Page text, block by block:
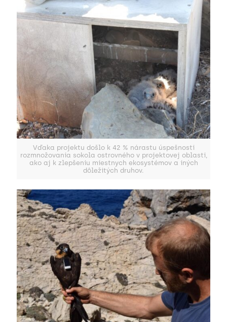
Vďaka projektu došlo k 42 % nárastu úspešnosti
rozmnožovania sokola ostrovného v projektovej oblasti,
ako aj k zlepšeniu miestnych ekosystémov a iných
dôležitých druhov.